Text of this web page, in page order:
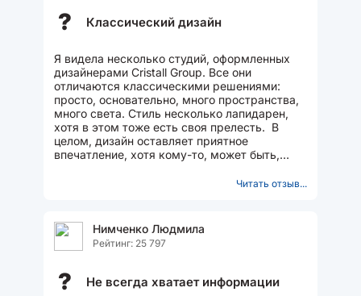
? Классический дизайн
Я видела несколько студий, оформленных
дизайнерами Cristall Group. Все они
отличаются классическими решениями:
просто, основательно, много пространства,
много света. Стиль несколько лапидарен,
хотя в этом тоже есть своя прелесть. В
целом, дизайн оставляет приятное
впечатление, хотя кому-то, может быть,
Читать отзыв...
Нимченко Людмила
Рейтинг: 25 797
? Не всегда хватает информации